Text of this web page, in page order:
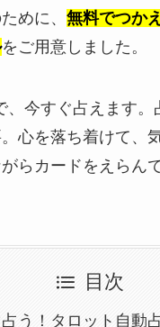
めに、 無料でつか
をご用意しました。
、今すぐ占えます。
心を落ち着けて、
らカードをえらん
目次
う！タロット自動